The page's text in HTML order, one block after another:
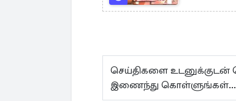
செய்திகளை உடனுக்குடன்
இணைந்து